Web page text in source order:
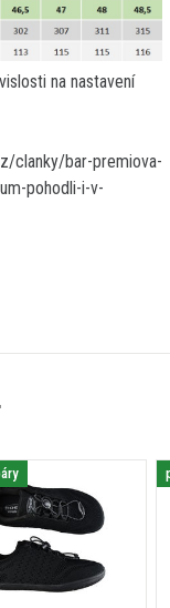
na nastavení
clanky/bar-premiova-
pohodli-i-v-